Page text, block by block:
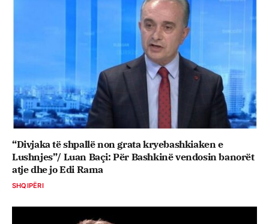
“Divjaka të shpallë non grata kryebashkiaken e
Lushnjes”/ Luan Baçi: Për Bashkinë vendosin banorët
atje dhe jo Edi Rama
SHQIPËRI